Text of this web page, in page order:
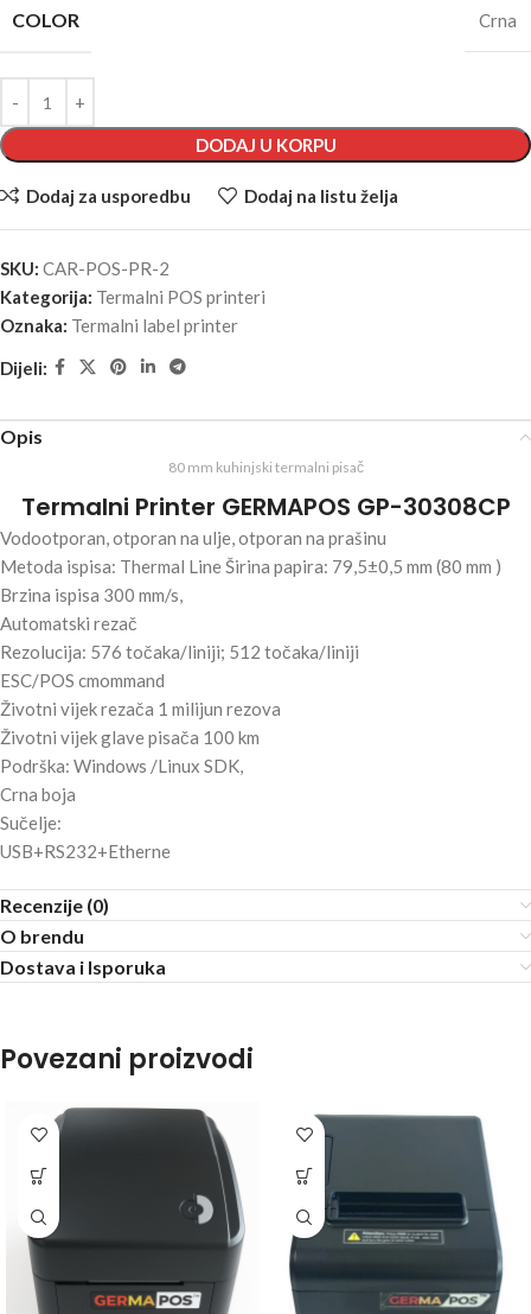
COLOR Crna
DODAJ U KORPU
Dodaj za usporedbu Dodaj na listu želja
SKU: CAR-POS-PR-2
Kategorija: Termalni POS printeri
Oznaka: Termalni label printer
Dijeli:
Opis
80 mm kuhinjski termalni pisač
Termalni Printer GERMAPOS GP-30308CP
Vodootporan, otporan na ulje, otporan na prašinu
Metoda ispisa: Thermal Line Širina papira: 79,5±0,5 mm (80 mm )
Brzina ispisa 300 mm/s,
Automatski rezač
Rezolucija: 576 točaka/liniji; 512 točaka/liniji
ESC/POS cmommand
Životni vijek rezača 1 milijun rezova
Životni vijek glave pisača 100 km
Podrška: Windows /Linux SDK,
Crna boja
Sučelje:
USB+RS232+Etherne
Recenzije (0)
O brendu
Dostava i Isporuka
Povezani proizvodi